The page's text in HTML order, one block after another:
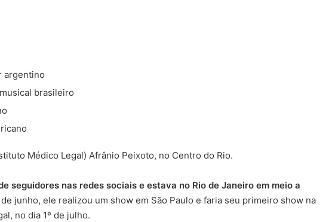
argentino
brasileiro
Médico Legal) Afrânio Peixoto, no Centro do Rio.
seguidores nas redes sociais e estava no Rio de Janeiro em meio a
junho, ele realizou um show em São Paulo e faria seu primeiro show na
no dia 1º de julho.